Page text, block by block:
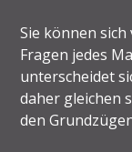
Sie können
Fragen jedes
unterscheidet
daher gleichen
den